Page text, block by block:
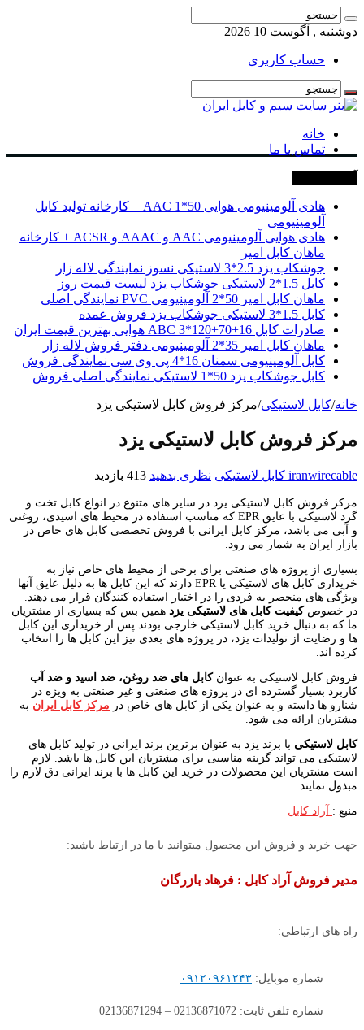
دوشنبه , آگوست 10 2026
حساب کاربری
خانه
تماس با ما
هادی آلومینیومی هوایی 50*1 AAC + کارخانه تولید کابل
آلومینیومی
هادی هوایی آلومینیومی AAC و AAAC و ACSR + کارخانه
ماهان کابل امیر
جوشکاب یزد 2.5*3 لاستیکی نسوز نمایندگی لاله زار
کابل 1.5*2 لاستیکی جوشکاب یزد لیست قیمت روز
ماهان کابل امیر 50*2 آلومینیومی PVC نمایندگی اصلی
کابل 1.5*3 لاستیکی جوشکاب یزد فروش عمده
صادرات کابل 16+70+120*3 ABC هوایی بهترین قیمت ایران
ماهان کابل امیر 35*2 آلومینیومی دفتر فروش لاله زار
کابل آلومینیومی سمنان 16*4 پی وی سی نمایندگی فروش
کابل جوشکاب یزد 50*1 لاستیکی نمایندگی اصلی فروش
خانه/کابل لاستیکی/مرکز فروش کابل لاستیکی یزد
مرکز فروش کابل لاستیکی یزد
iranwirecable کابل لاستیکی نظری بدهید 413 بازدید
مرکز فروش کابل لاستیکی یزد در سایز های متنوع در انواع کابل تخت و
گرد لاستیکی با عایق EPR که مناسب استفاده در محیط های اسیدی، روغنی
و آبی می باشد، مرکز کابل ایرانی با فروش تخصصی کابل های خاص در
بازار ایران به شمار می رود.
بسیاری از پروژه های صنعتی برای برخی از محیط های خاص نیاز به
خریداری کابل های لاستیکی یا EPR دارند که این کابل ها به دلیل عایق آنها
ویژگی های منحصر به فردی را در اختیار استفاده کنندگان قرار می دهند.
در خصوصکیفیت کابل های لاستیکی یزد همین بس که بسیاری از مشتریان
ما که به دنبال خرید کابل لاستیکی خارجی بودند پس از خریداری این کابل
ها و رضایت از تولیدات یزد، در پروژه های بعدی نیز این کابل ها را انتخاب
کرده اند.
فروش کابل لاستیکی به عنوانکابل های ضد روغن، ضد اسید و ضد آب
کاربرد بسیار گسترده ای در پروژه های صنعتی و غیر صنعتی به ویژه در
شنارو ها داسته و به عنوان یکی از کابل های خاص در مرکز کابل ایران به
مشتریان ارائه می شود.
کابل لاستیکی با برند یزد به عنوان برترین برند ایرانی در تولید کابل های
لاستیکی می تواند گزینه مناسبی برای مشتریان این کابل ها باشد. لازم
است مشتریان این محصولات در خرید این کابل ها با برند ایرانی دق لازم را
مبذول نمایند.
منبع : آراد کابل
جهت خرید و فروش این محصول میتوانید با ما در ارتباط باشید:
مدیر فروش آراد کابل : فرهاد بازرگان
راه های ارتباطی:
شماره موبایل: ۰۹۱۲۰۹۶۱۲۴۳
شماره تلفن ثابت: 02136871072 – 02136871294